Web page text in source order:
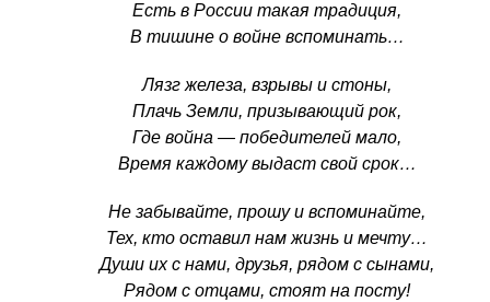
Есть в России такая традиция,
В тишине о войне вспоминать…
Лязг железа, взрывы и стоны,
Плачь Земли, призывающий рок,
Где война — победителей мало,
Время каждому выдаст свой срок…
Не забывайте, прошу и вспоминайте,
Тех, кто оставил нам жизнь и мечту…
Души их с нами, друзья, рядом с сынами,
Рядом с отцами, стоят на посту!